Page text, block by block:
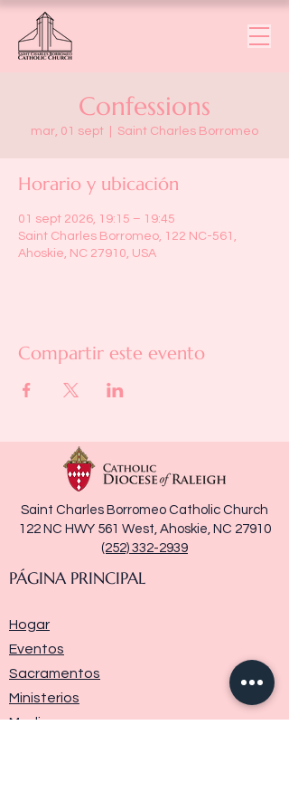
Confessions
mar, 01 sept Saint Charles Borromeo
Horario y ubicación
01 sept 2026, 19:15 – 19:45
Saint Charles Borromeo, 122 NC-561,
Ahoskie, NC 27910, USA
Compartir este evento
Saint Charles Borromeo Catholic Church
122 NC HWY 561 West, Ahoskie, NC 27910
(252) 332-2939
PÁGINA PRINCIPAL
Hogar
Eventos
Sacramentos
Ministerios
Media